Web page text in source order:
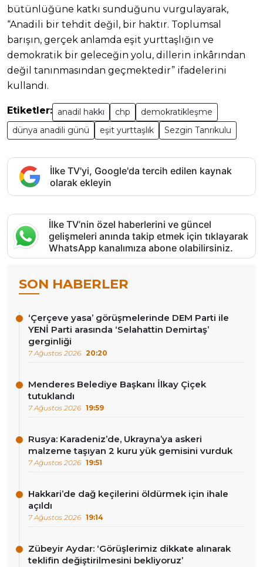
bütünlüğüne katkı sunduğunu vurgulayarak,
“Anadili bir tehdit değil, bir haktır. Toplumsal
barışın, gerçek anlamda eşit yurttaşlığın ve
demokratik bir geleceğin yolu, dillerin inkârından
değil tanınmasından geçmektedir” ifadelerini
kullandı.
Etiketler: anadil hakkı chp
demokratikleşme
dünya anadili günü
eşit yurttaşlık Sezgin Tanrıkulu
İlke TV'yi, Google'da tercih edilen kaynak
olarak ekleyin
İlke TV’nin özel haberlerini ve güncel
gelişmeleri anında takip etmek için tıklayarak
WhatsApp kanalımıza abone olabilirsiniz.
SON HABERLER
‘Çerçeve yasa’ görüşmelerinde DEM Parti ile
YENİ Parti arasında ‘Selahattin Demirtaş’
gerginliği
7 Ağustos 2026 20:20
Menderes Belediye Başkanı İlkay Çiçek
tutuklandı
7 Ağustos 2026 19:59
Rusya: Karadeniz’de, Ukrayna’ya askeri
malzeme taşıyan 2 kuru yük gemisini vurduk
7 Ağustos 2026 19:51
Hakkari’de dağ keçilerini öldürmek için ihale
açıldı
7 Ağustos 2026 19:14
Zübeyir Aydar: ‘Görüşlerimiz dikkate alınarak
teklifin değiştirilmesini bekliyoruz’